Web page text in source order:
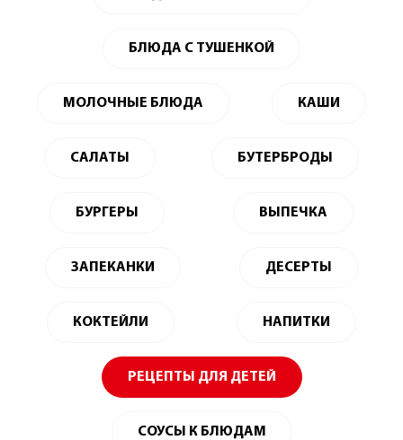
БЛЮДА С ТУШЕНКОЙ
МОЛОЧНЫЕ БЛЮДА КАШИ
САЛАТЫ БУТЕРБРОДЫ
БУРГЕРЫ ВЫПЕЧКА
ЗАПЕКАНКИ ДЕСЕРТЫ
КОКТЕЙЛИ НАПИТКИ
РЕЦЕПТЫ ДЛЯ ДЕТЕЙ
СОУСЫ К БЛЮДАМ